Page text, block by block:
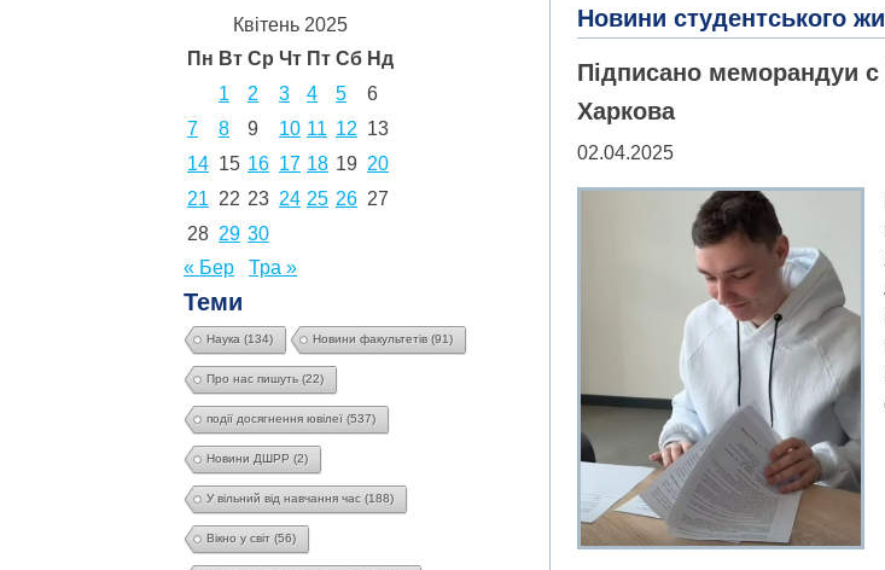
Квітень 2025
Пн Вт Ср Чт Пт Сб Нд
1
2 3 4 5
6
7
8 9 10 11 12 13
14 15 16 17 18 19 20
21 22 23 24 25 26 27
28 29 30
« Бер
Тра »
Теми
Наука (134) Новини факультетів (91)
Про нас пишуть (22)
події досягнення ювілеї (537)
Новини ДШРР (2)
У вільний від навчання час (188)
Вікно у світ (56)
Новини студентського
Підписано меморандуи
Харкова
02.04.2025